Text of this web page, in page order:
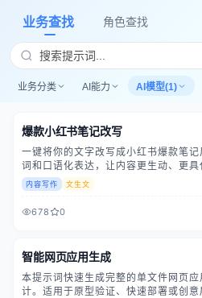
业务查找 角色查找
业务分类 AI能力 AI模型(1)
爆款小红书笔记改写
一键将你的文字改写成小红书爆款笔
词和口语化表达，让内容更生动、更
文案风格，让读者忍不住点赞收藏！
内容写作 文生文
678 0
智能网页应用生成
本提示词快速生成完整的单文件网页
计。适用于原型验证、快速部署或创